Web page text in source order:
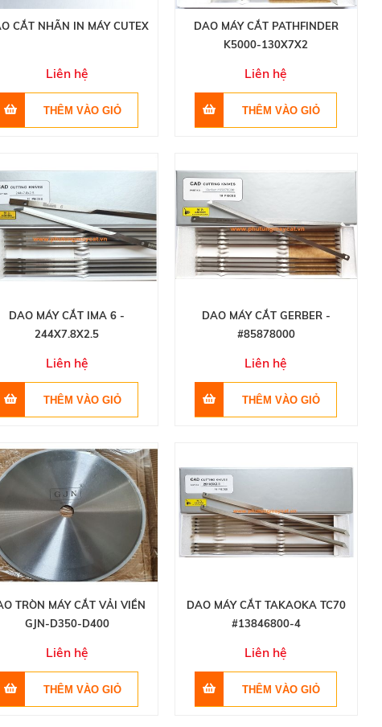
CẮT NHÃN IN MÁY CUTEX
Liên hệ
DAO MÁY CẮT PATHFINDER
K5000-130X7X2
Liên hệ
DAO MÁY CẮT IMA 6 -
244X7.8X2.5
Liên hệ
DAO MÁY CẮT GERBER -
#85878000
Liên hệ
TRÒN MÁY CẮT VẢI VIỀN
GJN-D350-D400
Liên hệ
DAO MÁY CẮT TAKAOKA TC70
#13846800-4
Liên hệ